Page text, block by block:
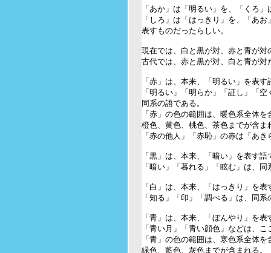
「あか」は「明るい」を、「くろ
「しろ」は「はっきり」を、「あ
表すものだったらしい。
現在では、白と黒が対、赤と青が対
古代では、赤と黒が対、白と青が対
「赤」は、本来、「明るい」を表す
「明るい」「明らか」「証し」「
同系の語である。
「赤」の色の範囲は、暖色系全体
橙色、黄色、桃色、茶色までが含ま
「赤の他人」「赤恥」の赤は「あ
「黒」は、本来、「暗い」を表す語
「暗い」「暮れる」「眩む」は、
「白」は、本来、「はっきり」を
「知る」「印」「調べる」は、同系
「青」は、本来、「ぼんやり」を
「青い月」「青い顔色」などは、こ
「青」の色の範囲は、寒色系全体
緑色、藍色、灰色までが含まれる。